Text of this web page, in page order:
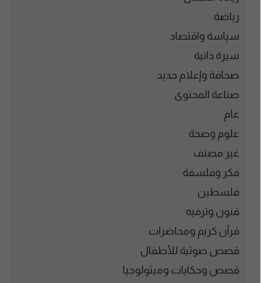
رياضة
سياسة واقتصاد
سيرة ذاتية
صحافة وإعلام جديد
صناعة المحتوى
عام
علوم وصحة
غير مصنف
فكر وفلسفة
فلسطين
فنون وترفيه
قرآن كريم ومحاضرات
قصص صوتية للأطفال
قصص وحكايات وميثولوجيا